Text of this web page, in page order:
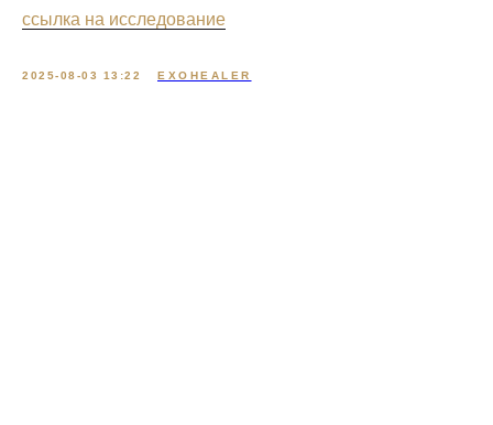
ссылка на исследование
2025-08-03 13:22 EXOHEALER